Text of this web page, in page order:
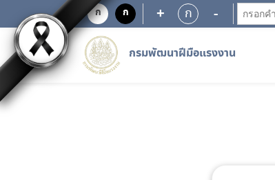
ก ก + ก -
กรมพัฒนาฝีมือแรงงาน